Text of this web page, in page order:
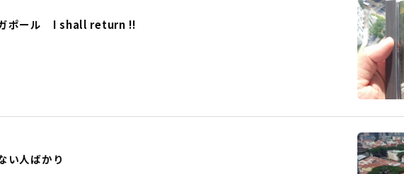
ポール I shall return !!
い人ばかり